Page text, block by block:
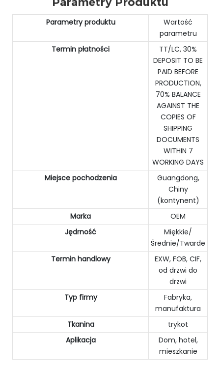
Parametry produktu
Wartość
parametru
Termin płatności
TT/LC, 30%
DEPOSIT TO BE
PAID BEFORE
PRODUCTION,
70% BALANCE
AGAINST THE
COPIES OF
SHIPPING
DOCUMENTS
WITHIN 7
WORKING DAYS
Miejsce pochodzenia
Guangdong,
Chiny
(kontynent)
Marka
OEM
Jędrność
Miękkie/
Średnie/Twarde
Termin handlowy
EXW, FOB, CIF,
od drzwi do
drzwi
Typ firmy
Fabryka,
manufaktura
Tkanina
trykot
Aplikacja
Dom, hotel,
mieszkanie